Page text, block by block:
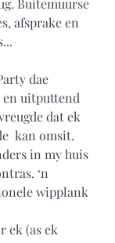
Buitemuurse
afsprake en
dae
uitputtend
dat ek
kan omsit.
in my huis
‘n
wipplank
ek (as ek